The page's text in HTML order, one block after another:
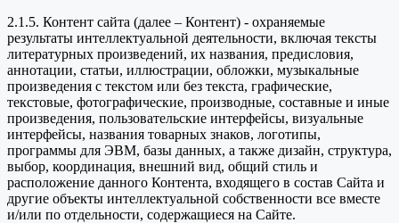
2.1.5. Контент сайта (далее – Контент) - охраняемые
результаты интеллектуальной деятельности, включая тексты
литературных произведений, их названия, предисловия,
аннотации, статьи, иллюстрации, обложки, музыкальные
произведения с текстом или без текста, графические,
текстовые, фотографические, производные, составные и иные
произведения, пользовательские интерфейсы, визуальные
интерфейсы, названия товарных знаков, логотипы,
программы для ЭВМ, базы данных, а также дизайн, структура,
выбор, координация, внешний вид, общий стиль и
расположение данного Контента, входящего в состав Сайта и
другие объекты интеллектуальной собственности все вместе
и/или по отдельности, содержащиеся на Сайте.